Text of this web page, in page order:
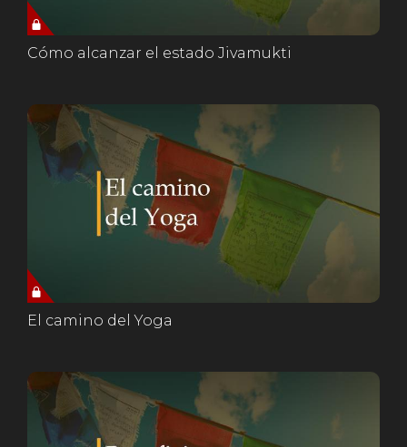
Cómo alcanzar el estado Jivamukti
El camino del Yoga